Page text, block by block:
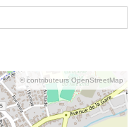
© contributeurs OpenStreetMap